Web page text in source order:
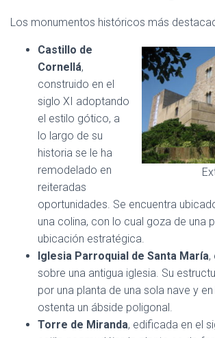
Los monumentos históricos más
Castillo de
Cornellá,
construido en el
siglo XI adoptando
el estilo gótico, a
lo largo de su
historia se le ha
remodelado en
reiteradas
oportunidades. Se encuentra
una colina, con lo cual goza de una
ubicación estratégica.
Iglesia Parroquial de Santa María,
sobre una antigua iglesia. Su
por una planta de una sola nave y
ostenta un ábside poligonal.
Torre de Miranda, edificada en el